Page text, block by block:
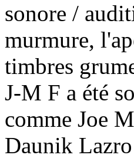
sonore /
murmure,
timbres
J-M F a été
comme Joe
Daunik Lazro